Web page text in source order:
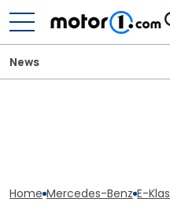
News
Home Mercedes-Benz E-